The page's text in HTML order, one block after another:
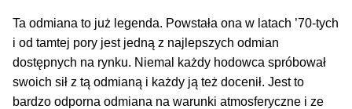
Informacje
menu
Blog
menu
Ta odmiana to już legenda. Powstała ona w latach ’70-tych
i od tamtej pory jest jedną z najlepszych odmian
dostępnych na rynku. Niemal każdy hodowca spróbował
swoich sił z tą odmianą i każdy ją też docenił. Jest to
bardzo odporna odmiana na warunki atmosferyczne i ze